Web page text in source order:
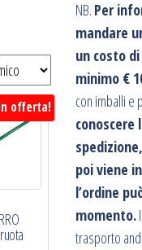
offerta!
NB. Per
mandare
un costo
minimo €
con imballi e
poi viene
l’ordine
momento.
trasporto